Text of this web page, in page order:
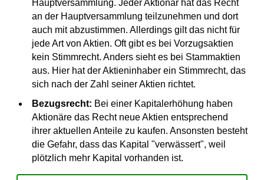
Hauptversammlung. Jeder Aktionär hat das Recht
an der Hauptversammlung teilzunehmen und dort
auch mit abzustimmen. Allerdings gilt das nicht für
jede Art von Aktien. Oft gibt es bei Vorzugsaktien
kein Stimmrecht. Anders sieht es bei Stammaktien
aus. Hier hat der Aktieninhaber ein Stimmrecht, das
sich nach der Zahl seiner Aktien richtet.
Bezugsrecht: Bei einer Kapitalerhöhung haben
Aktionäre das Recht neue Aktien entsprechend
ihrer aktuellen Anteile zu kaufen. Ansonsten besteht
die Gefahr, dass das Kapital "verwässert", weil
plötzlich mehr Kapital vorhanden ist.